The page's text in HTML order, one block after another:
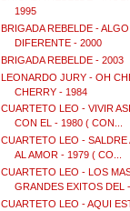
1995
BRIGADA REBELDE - ALGO
DIFERENTE - 2000
BRIGADA REBELDE - 2003
LEONARDO JURY - OH
CHERRY - 1984
CUARTETO LEO - VIVIR
CON EL - 1980 ( CON...
CUARTETO LEO - SALDRE
AL AMOR - 1979 ( CO...
CUARTETO LEO - LOS
GRANDES EXITOS DEL -
CUARTETO LEO - AQUI